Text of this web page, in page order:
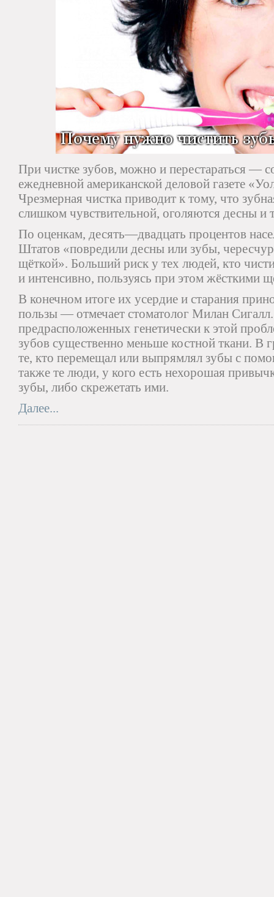
При чистке зубов, можно и перестараться —
ежедневной американской деловой газете
Чрезмерная чистка приводит к тому, что
слишком чувствительной, оголяются десны и
По оценкам, десять—двадцать процентов
Штатов «повредили десны или зубы,
щёткой». Больший риск у тех людей, кто
и интенсивно, пользуясь при этом жёсткими
В конечном итоге их усердие и старания
пользы — отмечает стоматолог Милан Сигалл.
предрасположенных генетически к этой
зубов существенно меньше костной ткани. В
те, кто перемещал или выпрямлял зубы с
также те люди, у кого есть нехорошая
зубы, либо скрежетать ими.
Далее...